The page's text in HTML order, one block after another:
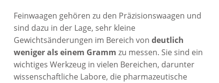
Feinwaagen gehören zu den Präzisionswaagen und
sind dazu in der Lage, sehr kleine
Gewichtsänderungen im Bereich von deutlich
weniger als einem Gramm zu messen. Sie sind ein
wichtiges Werkzeug in vielen Bereichen, darunter
wissenschaftliche Labore, die pharmazeutische